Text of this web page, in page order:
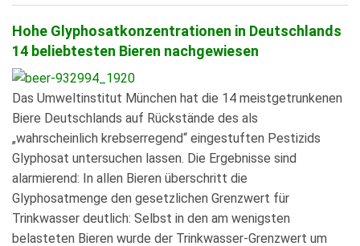
Hohe Glyphosatkonzentrationen in Deutschlands
14 beliebtesten Bieren nachgewiesen
Das Umweltinstitut München hat die 14 meistgetrunkenen
Biere Deutschlands auf Rückstände des als
„wahrscheinlich krebserregend“ eingestuften Pestizids
Glyphosat untersuchen lassen. Die Ergebnisse sind
alarmierend: In allen Bieren überschritt die
Glyphosatmenge den gesetzlichen Grenzwert für
Trinkwasser deutlich: Selbst in den am wenigsten
belasteten Bieren wurde der Trinkwasser-Grenzwert um